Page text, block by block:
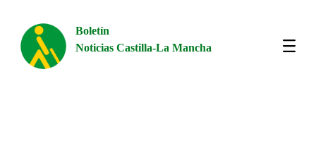
Boletín
Noticias Castilla-La Mancha